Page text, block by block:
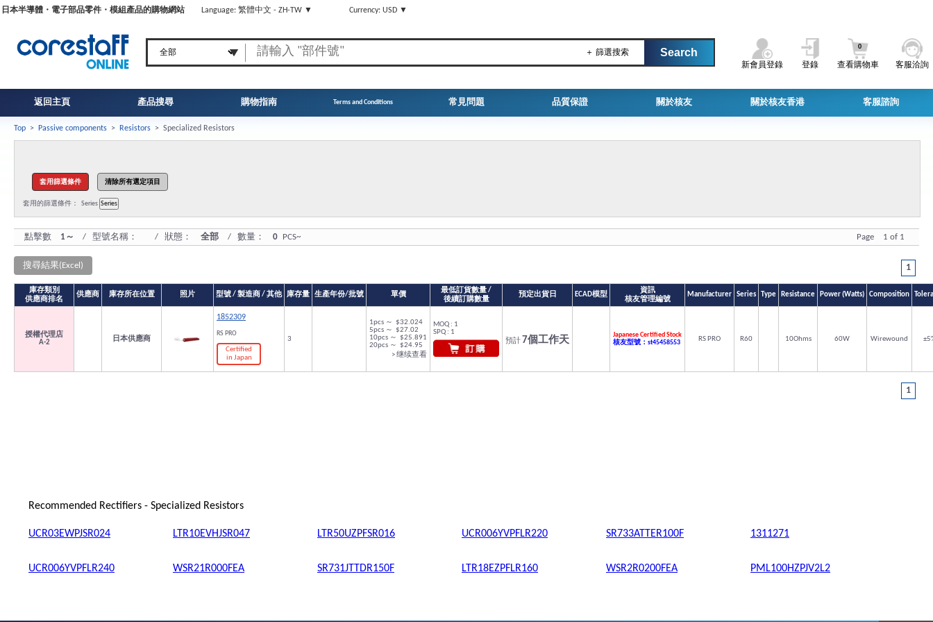
日本半導體・電子部品零件・模組產品的購物網站 Language: 繁體中文 - ZH-TW ▼ Currency: USD ▼
＋ 篩選搜索
新會員登錄 登錄 查看購物車
0
客服洽詢
返回主頁 產品搜尋 購物指南 Terms and Conditions 常見問題 品質保證 關於核友 關於核友香港 客服諮詢
Top > Passive components > Resistors > Specialized Resistors
套用的篩選條件： Series
點擊數 1～ / 型號名稱： / 狀態： 全部 / 數量： 0 PCS~ Page 1 of 1
搜尋結果(Excel) 1
庫存類別
供應商排名
供應商 庫存所在位置 照片 型號 / 製造商 / 其他 庫存量 生產年份/批號 單價
最低訂貨數量 /
後續訂購數量
預定出貨日 ECAD模型
資訊
核友管理編號
Manufacturer Series Type Resistance Power (Watts) Composition
授權代理店
A-2
日本供應商
1852309
RS PRO
Certified
in Japan
3
1pcs ～ $32.024
5pcs ～ $27.02
10pcs ～ $25.891
20pcs ～ $24.95
> 继续查看
MOQ : 1
SPQ : 1
預計 7個工作天
Japanese Certified Stock
核友型號：st45458553
RS PRO R60 10Ohms 60W Wirewound
1
Recommended Rectifiers - Specialized Resistors
UCR03EWPJSR024 LTR10EVHJSR047 LTR50UZPFSR016 UCR006YVPFLR220 SR733ATTER100F 1311271
UCR006YVPFLR240 WSR21R000FEA SR731JTTDR150F LTR18EZPFLR160 WSR2R0200FEA PML100HZPJV2L2